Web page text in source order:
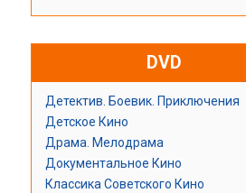
DVD
Детектив. Боевик. Приключения
Детское Кино
Драма. Мелодрама
Документальное Кино
Классика Советского Кино